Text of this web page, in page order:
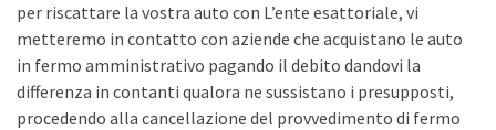
per riscattare la vostra auto con L’ente esattoriale, vi
metteremo in contatto con aziende che acquistano le auto
in fermo amministrativo pagando il debito dandovi la
differenza in contanti qualora ne sussistano i presupposti,
procedendo alla cancellazione del provvedimento di fermo